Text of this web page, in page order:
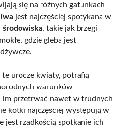
się na różnych gatunkach
jest najczęściej spotykana w
środowiska, takie jak brzegi
gdzie gleba jest
urocze kwiaty, potrafią
warunków
im przetrwać nawet w trudnych
kotki najczęściej występują w
jest rzadkością spotkanie ich